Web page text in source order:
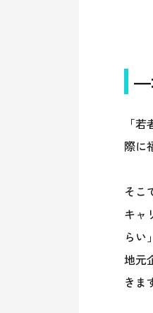
―
「
際に
そこ
キャ
らい
地元
きま